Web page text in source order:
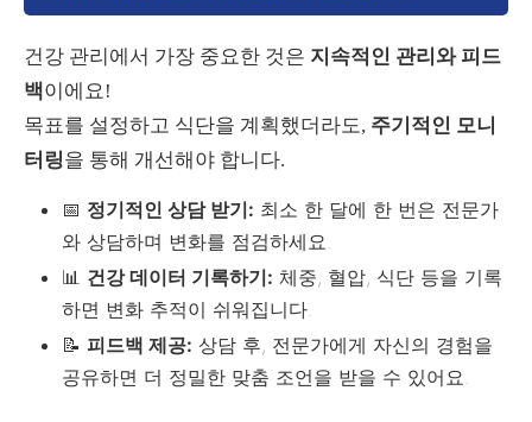
건강 관리에서 가장 중요한 것은 지속적인 관리와 피드
백이에요!
목표를 설정하고 식단을 계획했더라도, 주기적인 모니
터링을 통해 개선해야 합니다.
📅 정기적인 상담 받기: 최소 한 달에 한 번은 전문가
와 상담하며 변화를 점검하세요.
📊 건강 데이터 기록하기: 체중, 혈압, 식단 등을 기록
하면 변화 추적이 쉬워집니다.
📝 피드백 제공: 상담 후, 전문가에게 자신의 경험을
공유하면 더 정밀한 맞춤 조언을 받을 수 있어요.